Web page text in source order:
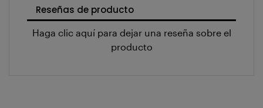
Reseñas de producto
Haga clic aquí para dejar una reseña sobre el
producto